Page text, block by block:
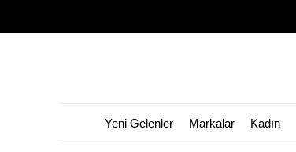
Yeni Gelenler Markalar Kadın